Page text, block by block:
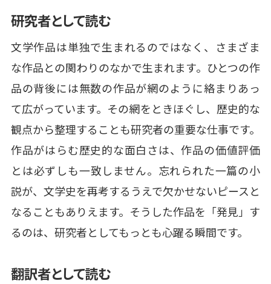
研究者として読む
文学作品は単独で生まれるのではなく、さまざま
な作品との関わりのなかで生まれます。ひとつの作
品の背後には無数の作品が網のように絡まりあっ
て広がっています。その網をときほぐし、歴史的な
観点から整理することも研究者の重要な仕事です。
作品がはらむ歴史的な面白さは、作品の価値評価
とは必ずしも一致しません。忘れられた一篇の小
説が、文学史を再考するうえで欠かせないピースと
なることもありえます。そうした作品を「発見」す
るのは、研究者としてもっとも心躍る瞬間です。
翻訳者として読む